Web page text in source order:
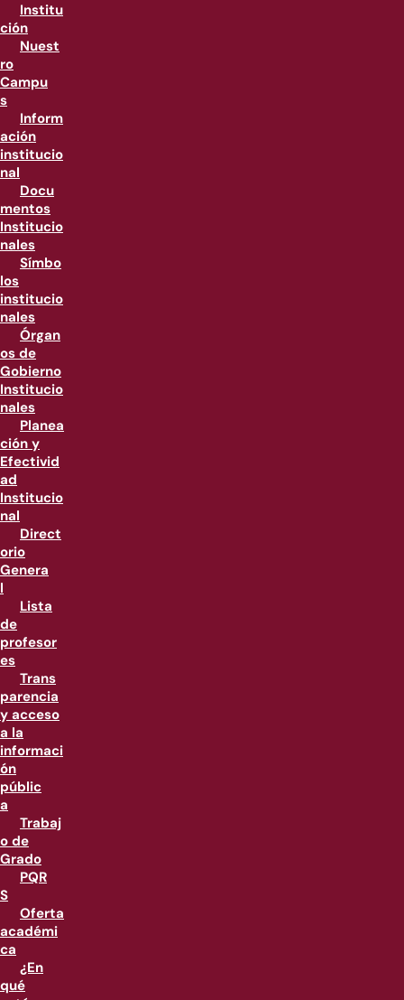
Institu
ción
Nuest
ro
Campu
s
Inform
ación
institucio
nal
Docu
mentos
Institucio
nales
Símbo
los
institucio
nales
Órgan
os de
Gobierno
Institucio
nales
Planea
ción y
Efectivid
ad
Institucio
nal
Direct
orio
Genera
l
Lista
de
profesor
es
Trans
parencia
y acceso
a la
informaci
ón
públic
a
Trabaj
o de
Grado
PQR
S
Oferta
académi
ca
¿En
qué